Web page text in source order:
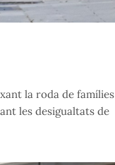
la roda de famílies
les desigualtats de